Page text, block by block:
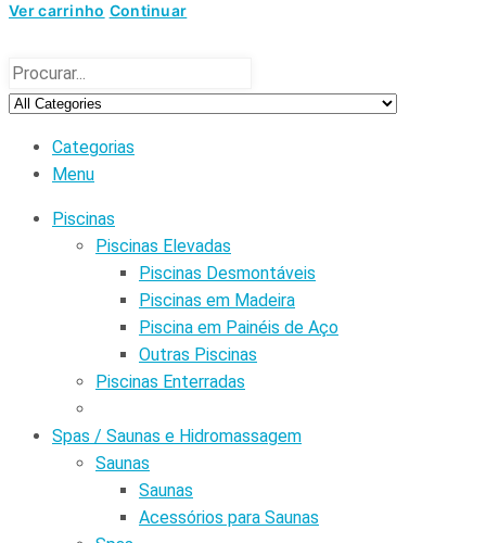
Ver carrinho Continuar
Categorias
Menu
Piscinas
Piscinas Elevadas
Piscinas Desmontáveis
Piscinas em Madeira
Piscina em Painéis de Aço
Outras Piscinas
Piscinas Enterradas
Spas / Saunas e Hidromassagem
Saunas
Saunas
Acessórios para Saunas